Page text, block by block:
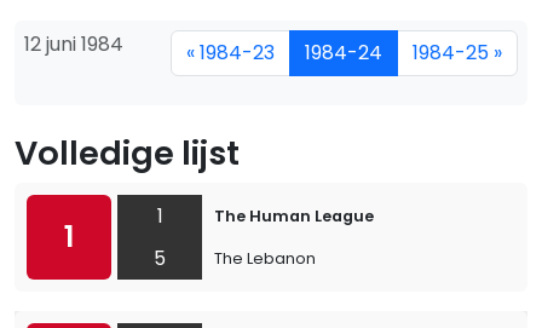
12 juni 1984 « 1984-23 1984-24 1984-25 »
Volledige lijst
1
1
5
The Human League
The Lebanon